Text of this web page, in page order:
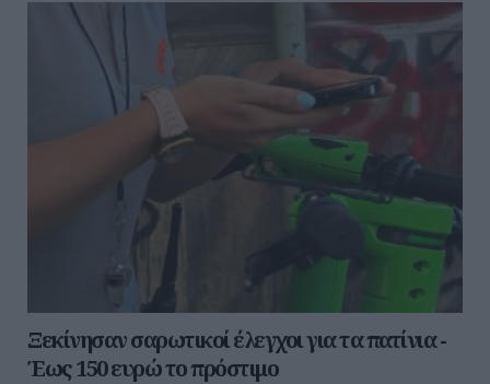
Ξεκίνησαν σαρωτικοί έλεγχοι για τα πατίνια -
Έως 150 ευρώ το πρόστιμο